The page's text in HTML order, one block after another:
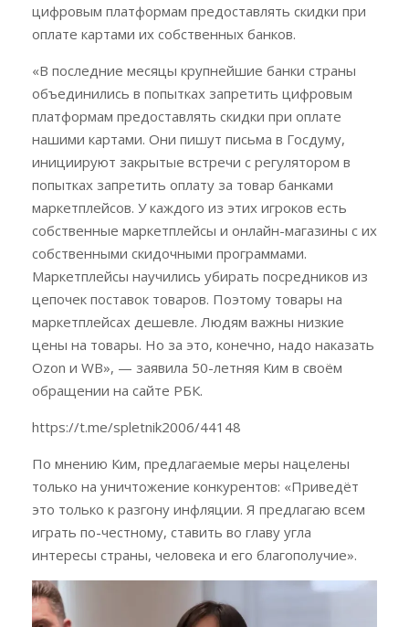
цифровым платформам предоставлять скидки при
оплате картами их собственных банков.
«В последние месяцы крупнейшие банки страны
объединились в попытках запретить цифровым
платформам предоставлять скидки при оплате
нашими картами. Они пишут письма в Госдуму,
инициируют закрытые встречи с регулятором в
попытках запретить оплату за товар банками
маркетплейсов. У каждого из этих игроков есть
собственные маркетплейсы и онлайн-магазины с их
собственными скидочными программами.
Маркетплейсы научились убирать посредников из
цепочек поставок товаров. Поэтому товары на
маркетплейсах дешевле. Людям важны низкие
цены на товары. Но за это, конечно, надо наказать
Ozon и WB», — заявила 50-летняя Ким в своём
обращении на сайте РБК.
https://t.me/spletnik2006/44148
По мнению Ким, предлагаемые меры нацелены
только на уничтожение конкурентов: «Приведёт
это только к разгону инфляции. Я предлагаю всем
играть по-честному, ставить во главу угла
интересы страны, человека и его благополучие».